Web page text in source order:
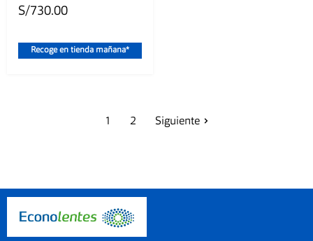
S/730.00
Recoge en tienda mañana*
1 2 Siguiente